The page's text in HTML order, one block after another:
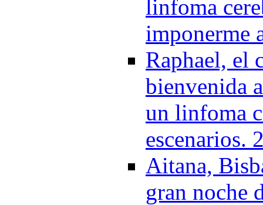
linfoma
imponerme
Raphael, el
bienvenida
un linfoma
escenarios.
Aitana,
gran noche